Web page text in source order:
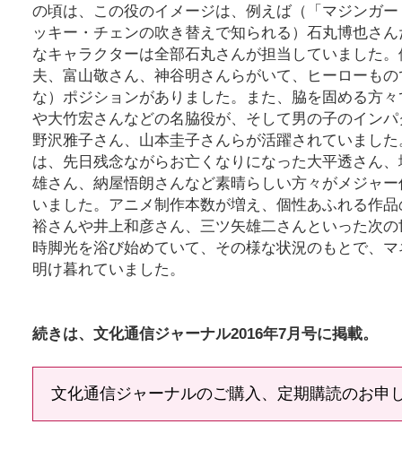
の頃は、この役のイメージは、例えば（「マジンガ
ッキー・チェンの吹き替えで知られる）石丸博也さ
なキャラクターは全部石丸さんが担当していました
夫、富山敬さん、神谷明さんらがいて、ヒーローも
な）ポジションがありました。また、脇を固める方
や大竹宏さんなどの名脇役が、そして男の子のイン
野沢雅子さん、山本圭子さんらが活躍されていまし
は、先日残念ながらお亡くなりになった大平透さん
雄さん、納屋悟朗さんなど素晴らしい方々がメジャ
いました。アニメ制作本数が増え、個性あふれる作
裕さんや井上和彦さん、三ツ矢雄二さんといった次
時脚光を浴び始めていて、その様な状況のもとで、
明け暮れていました。
続きは、文化通信ジャーナル2016年7月号に掲載。
文化通信ジャーナルのご購入、定期購読のお申